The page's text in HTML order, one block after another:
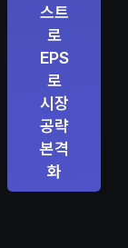
스트
로
EPS
로
시장
공략
본격
화